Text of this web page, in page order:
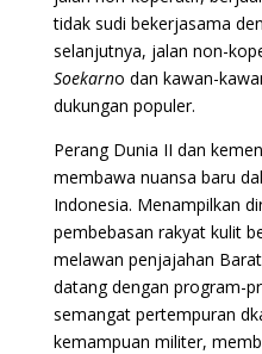
tidak sudi bekerjasama
selanjutnya, jalan non-
Soekarno dan kawan-
dukungan populer.
Perang Dunia II dan
membawa nuansa baru
Indonesia. Menampilkan
pembebasan rakyat kulit
melawan penjajahan
datang dengan program-
semangat pertempuran
kemampuan militer,